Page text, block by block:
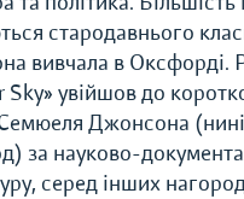
стародавнього
вивчала в Оксфорді.
Sky» увійшов до
Джонсона
за науково-
серед інших